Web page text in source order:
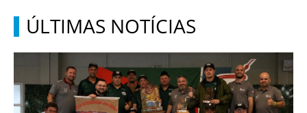
ÚLTIMAS NOTÍCIAS